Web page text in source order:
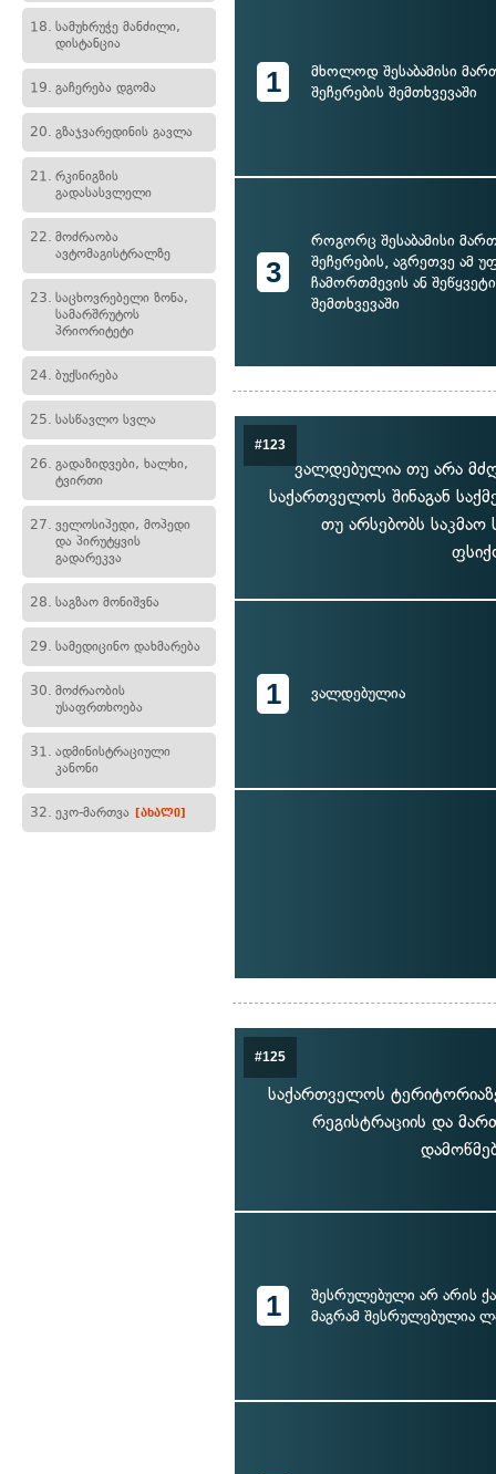
18. სამუხრუჭე მანძილი,
დისტანცია
19. გაჩერება დგომა
20. გზაჯვარედინის გავლა
21. რკინიგზის
გადასასვლელი
22. მოძრაობა
ავტომაგისტრალზე
23. საცხოვრებელი ზონა,
სამარშრუტოს
პრიორიტეტი
24. ბუქსირება
25. სასწავლო სვლა
26. გადაზიდვები, ხალხი,
ტვირთი
27. ველოსიპედი, მოპედი
და პირუტყვის
გადარეკვა
28. საგზაო მონიშვნა
29. სამედიცინო დახმარება
30. მოძრაობის
უსაფრთხოება
31. ადმინისტრაციული
კანონი
32. ეკო-მართვა [ახალი]
1
მხოლოდ შესაბამისი
შეჩერების შემთხვევაში
3
როგორც შესაბამისი
შეჩერების, აგრეთვე ამ
ჩამორთმევის ან
შემთხვევაში
#123
ვალდებულია თუ არა
საქართველოს შინაგან
თუ არსებობს
1 ვალდებულია
#125
საქართველოს
რეგისტრაციის და
1
შესრულებული არ არის
მაგრამ შესრულებულია